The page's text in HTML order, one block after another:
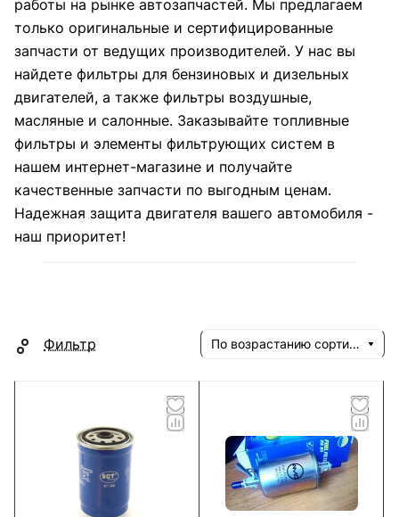
работы на рынке автозапчастей. Мы предлагаем
только оригинальные и сертифицированные
запчасти от ведущих производителей. У нас вы
найдете фильтры для бензиновых и дизельных
двигателей, а также фильтры воздушные,
масляные и салонные. Заказывайте топливные
фильтры и элементы фильтрующих систем в
нашем интернет-магазине и получайте
качественные запчасти по выгодным ценам.
Надежная защита двигателя вашего автомобиля -
наш приоритет!
Фильтр По возрастанию сортировки